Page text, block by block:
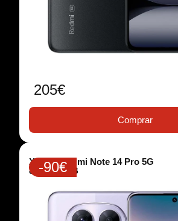
205€
Comprar
Xiaomi Redmi Note 14 Pro 5G
8GB/256GB
-90€